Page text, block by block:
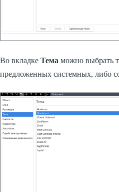
Во вкладкеТемаможно выбрать
предложенных системных, либо